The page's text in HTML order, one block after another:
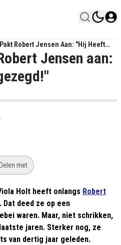
Robert Jensen Aan: "Hij Heeft
Jensen aan:
Delen met
Holt heeft onlangs Robert
Dat deed ze op een
waren. Maar, niet schrikken,
jaren. Sterker nog, ze
van dertig jaar geleden.